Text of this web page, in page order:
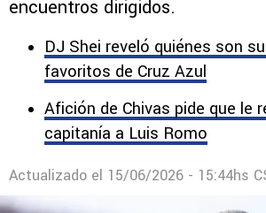
encuentros dirigidos.
DJ Shei reveló quiénes son
favoritos de Cruz Azul
Afición de Chivas pide que le
capitanía a Luis Romo
Actualizado el 15/06/2026 - 15:44hs